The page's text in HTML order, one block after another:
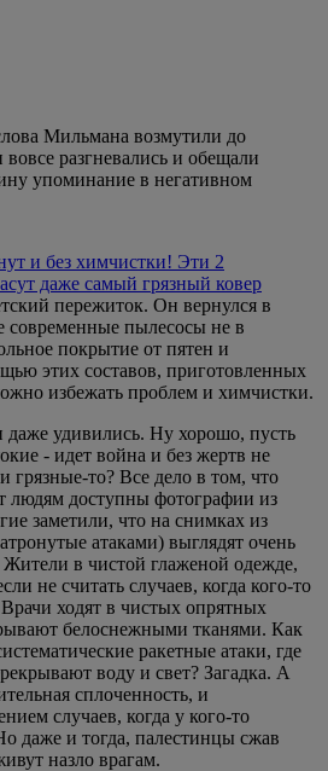
Мильмана возмутили до
разгневались и обещали
упоминание в негативном
и без химчистки! Эти 2
даже самый грязный ковер
пережиток. Он вернулся в
современные пылесосы не в
покрытие от пятен и
этих составов, приготовленных
избежать проблем и химчистки.
даже удивились. Ну хорошо, пусть
- идет война и без жертв не
грязные-то? Все дело в том, что
людям доступны фотографии из
заметили, что на снимках из
атаками) выглядят очень
в чистой глаженой одежде,
не считать случаев, когда кого-то
ходят в чистых опрятных
белоснежными тканями. Как
ракетные атаки, где
воду и свет? Загадка. А
сплоченность, и
случаев, когда у кого-то
даже и тогда, палестинцы сжав
назло врагам.